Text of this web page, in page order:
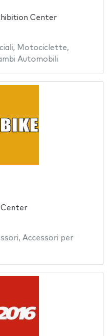
Center
, Motociclette,
Automobili
Center
, Accessori per